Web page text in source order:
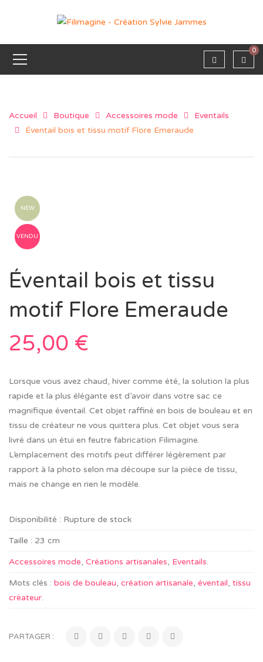
0
Accueil Boutique Accessoires mode
Eventails
Éventail bois et tissu motif Flore Emeraude
NEW
VENDU
Éventail bois et tissu
motif Flore Emeraude
25,00 €
Lorsque vous avez chaud, hiver comme été, la solution la plus
rapide et la plus élégante est d’avoir dans votre sac ce
magnifique éventail. Cet objet raffiné en bois de bouleau et en
tissu de créateur ne vous quittera plus. Cet objet vous sera
livré dans un étui en feutre fabrication Filimagine.
L’emplacement des motifs peut différer légèrement par
rapport à la photo selon ma découpe sur la pièce de tissu,
mais ne change en rien le modèle.
Disponibilité : Rupture de stock
Taille : 23 cm
Accessoires mode, Créations artisanales, Eventails.
Mots clés : bois de bouleau, création artisanale, éventail, tissu
créateur.
PARTAGER :